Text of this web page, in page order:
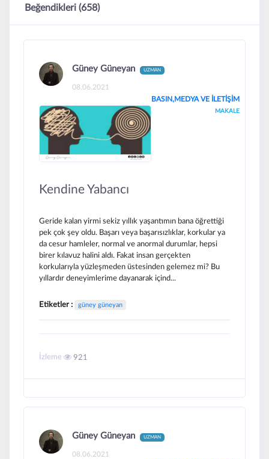
Beğendikleri (658)
Güney Güneyan UZMAN
08.06.2021
BASIN,MEDYA VE İLETİŞİM
MAKALE
Kendine Yabancı
Geride kalan yirmi sekiz yıllık yaşantımın bana öğrettiği
pek çok şey oldu. Başarı veya başarısızlıklar, korkular ya
da cesur hamleler, normal ve anormal durumlar, hepsi
birer kılavuz halini aldı. Fakat insan gerçekten
korkularıyla yüzleşmeden üstesinden gelemez mi? Bu
yıllardır deneyimlerime dayanarak içind...
Etiketler : güney güneyan
İzleme 921
Güney Güneyan UZMAN
08.06.2021